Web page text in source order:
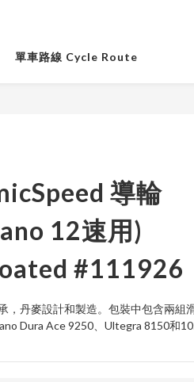
單車路線 Cycle Route
導輪
12速用)
#111926
，丹麥設計和製造。包裝中包含兩組
Dura Ace 9250、Ultegra 8150和